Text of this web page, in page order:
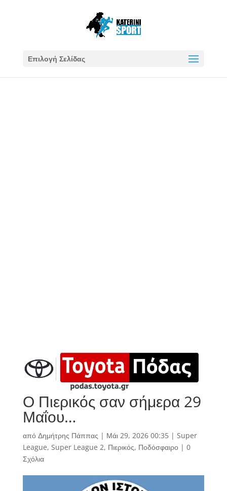
Επιλογή Σελίδας
Ο Πιερικός σαν σήμερα 29
Μαΐου…
από Δημήτρης Πάππας | Μάι 29, 2026 00:35| Super
League, Super League 2, Πιερικός, Ποδόσφαιρο| 0
Σχόλια